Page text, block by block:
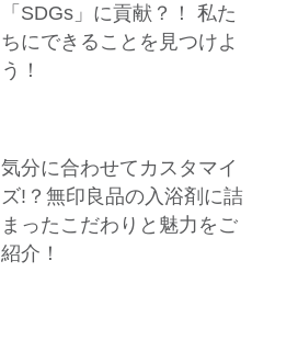
「SDGs」に貢献？！ 私た
ちにできることを見つけよ
う！
気分に合わせてカスタマイ
ズ!？無印良品の入浴剤に詰
まったこだわりと魅力をご
紹介！